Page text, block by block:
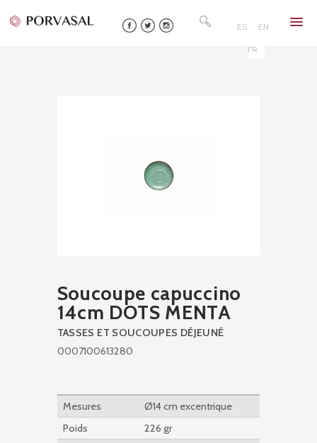
to
ES EN
FR
Soucoupe capuccino
14cm DOTS MENTA
TASSES ET SOUCOUPES DÉJEUNÉ
0007100613280
Mesures
Ø14 cm excentrique
Poids
226 gr